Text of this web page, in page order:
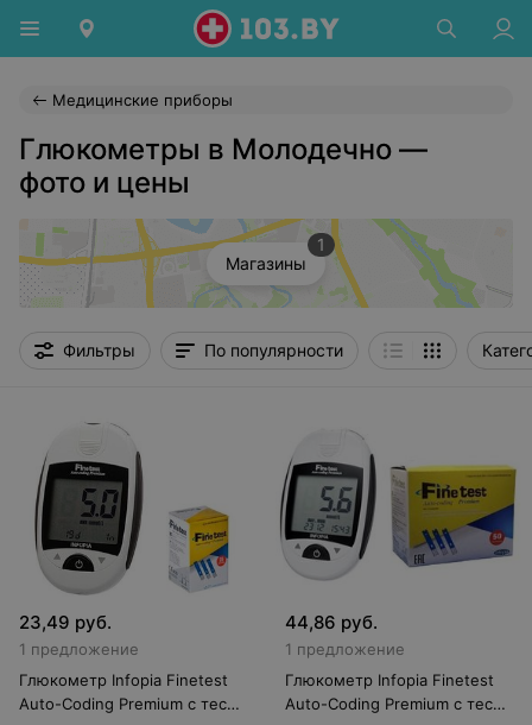
Медицинские приборы
Глюкометры в Молодечно —
фото и цены
Магазины
1
Фильтры По популярности
23,49 руб.
1 предложение
Глюкометр Infopia Finetest
Auto-Coding Premium с тест-
44,86 руб.
1 предложение
Глюкометр Infopia Finetest
Auto-Coding Premium с тест-